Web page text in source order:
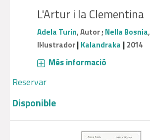
L'Artur i la Clementina
Adela Turin, Autor ; Nella Bosnia,
Il·lustrador| Kalandraka | 2014
Més informació
Reservar
Disponible